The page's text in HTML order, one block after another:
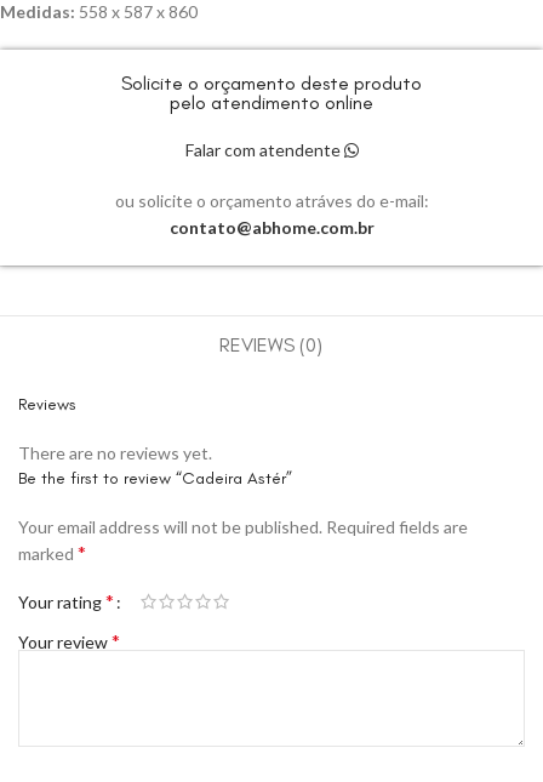
Medidas: 558 x 587 x 860
Solicite o orçamento deste produto
pelo atendimento online
Falar com atendente
ou solicite o orçamento atráves do e-mail:
contato@abhome.com.br
REVIEWS (0)
Reviews
There are no reviews yet.
Be the first to review “Cadeira Astér”
Your email address will not be published. Required fields are
marked *
Your rating*
Your review*